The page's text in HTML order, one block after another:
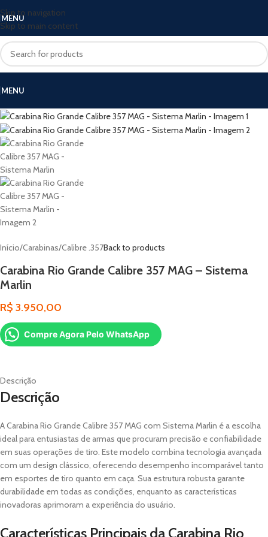
Skip to navigation
Skip to main content
MENU
MENU
Início/Carabinas/Calibre .357Back to products
Carabina Rio Grande Calibre 357 MAG – Sistema
Marlin
R$ 3.950,00
Compre Agora Pelo WhatsApp
Descrição
Descrição
A Carabina Rio Grande Calibre 357 MAG com Sistema Marlin é a escolha
ideal para entusiastas de armas que procuram precisão e confiabilidade
em suas operações de tiro. Este modelo combina tecnologia avançada
com um design clássico, oferecendo desempenho incomparável tanto
em esportes de tiro quanto em caça. Sua estrutura robusta garante
durabilidade em todas as condições, enquanto as características
inovadoras aprimoram a experiência do usuário.
Características Principais da Carabina Rio